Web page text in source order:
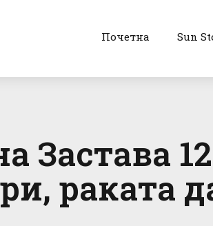
Почетна Sun
Застава
раката